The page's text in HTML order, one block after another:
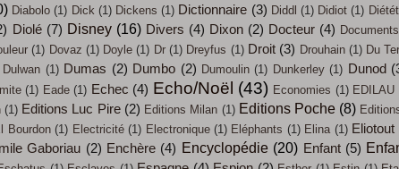
Diabolo (1) Dick (1) Dickens (1) Dictionnaire (3) Diddl (1) Didiot (1)
Diolé (7) Disney (16) Divers (4) Dixon (2) Docteur (4) Documents
(1) Dovaz (1) Doyle (1) Dr (1) Dreyfus (1) Droit (3) Drouhain (1) Du
Dulwan (1) Dumas (2) Dumbo (2) Dumoulin (1) Dunkerley (1) Dunod
(1) Eade (1) Echec (4) Echo/Noël (43) Economies (1) EDILAU
(1) Editions Luc Pire (2) Editions Milan (1) Editions Poche (8)
Bourdon (1) Electricité (1) Electronique (1) Eléphants (1) Elina (1) Eliotout
Gaboriau (2) Enchère (4) Encyclopédie (20) Enfant (5)